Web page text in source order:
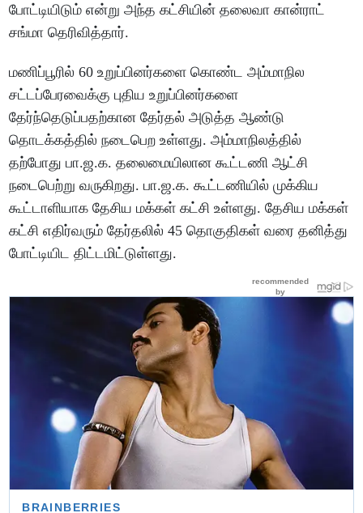
போட்டியிடும் என்று அந்த கட்சியின் தலைவா கான்ராட்
சங்மா தெரிவித்தார்.
மணிப்பூரில் 60 உறுப்பினர்களை கொண்ட அம்மாநில
சட்டப்பேரவைக்கு புதிய உறுப்பினர்களை
தேர்ந்தெடுப்பதற்கான தேர்தல் அடுத்த ஆண்டு
தொடக்கத்தில் நடைபெற உள்ளது. அம்மாநிலத்தில்
தற்போது பா.ஜ.க. தலைமையிலான கூட்டணி ஆட்சி
நடைபெற்று வருகிறது. பா.ஜ.க. கூட்டணியில் முக்கிய
கூட்டாளியாக தேசிய மக்கள் கட்சி உள்ளது. தேசிய மக்கள்
கட்சி எதிர்வரும் தேர்தலில் 45 தொகுதிகள் வரை தனித்து
போட்டியிட திட்டமிட்டுள்ளது.